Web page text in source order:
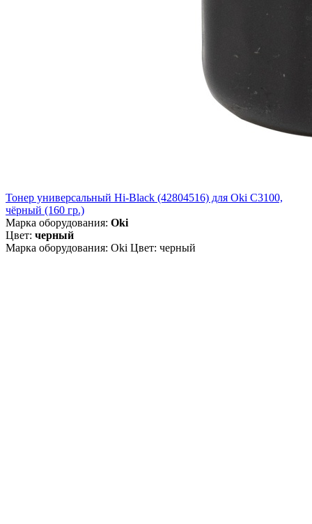
Тонер универсальный Hi-Black (42804516) для Oki С3100,
чёрный (160 гр.)
Марка оборудования: Oki
Цвет: черный
Марка оборудования: Oki Цвет: черный